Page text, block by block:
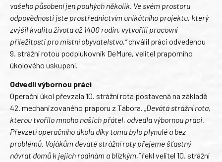
vašeho působení jen pouhých několik. Ve svém prostoru
odpovědnosti jste prostřednictvím unikátního projektu, který
zvýšil kvalitu života až 1400 rodin, vytvořili pracovní
příležitosti pro místní obyvatelstvo,“chválil práci odvedenou
9. strážní rotou podplukovník DeMure, velitel praporního
úkolového uskupení.
Odvedli výbornou práci
Operační úkol převzala 10. strážní rota postavená na základě
42. mechanizovaného praporu z Tábora. „Devátá strážní rota,
kterou tvořilo mnoho našich přátel, odvedla výbornou práci.
Převzetí operačního úkolu díky tomu bylo plynulé a bez
problémů. Vojákům deváté strážní roty přejeme šťastný
návrat domů k jejich rodinám a blízkým,“řekl velitel 10. strážní